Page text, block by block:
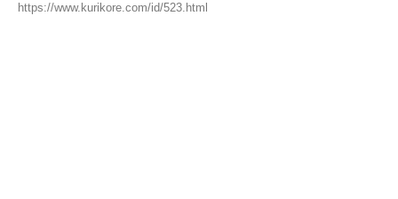
https://www.kurikore.com/id/523.html